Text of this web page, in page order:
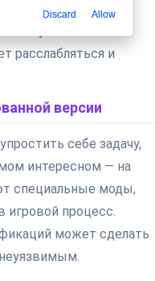
держаться на
уничтожать в
расслабляться и
версии
себе задачу,
интересном — на
специальные моды,
игровой процесс.
может сделать
Discard Allow